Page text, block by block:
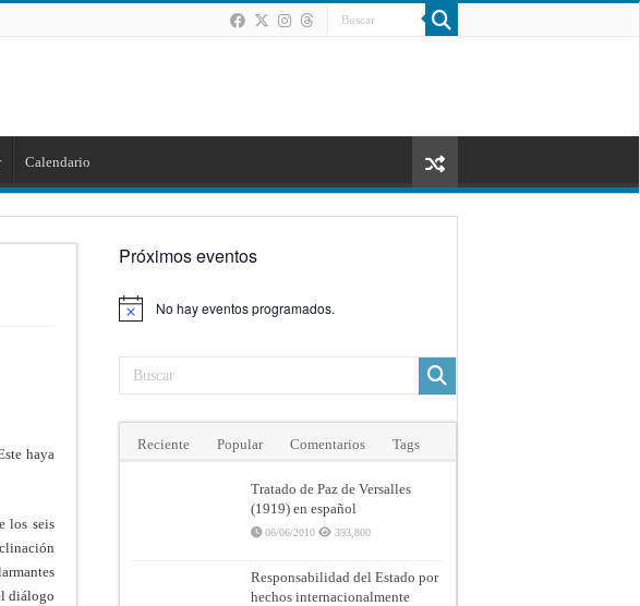
Calendario
haya
los seis
diálogo
Próximos eventos
Aviso No hay eventos programados.
Reciente Popular Comentarios Tags
Tratado de Paz de Versalles
(1919) en español
06/06/2010 393,800
Responsabilidad del Estado por
hechos internacionalmente